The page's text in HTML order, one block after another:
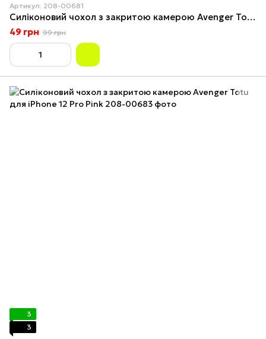
Артикул: 208-00681
Силіконовий чохол з закритою камерою Avenger Totu для iPhone 12 Lavender Grey
49 грн 99 грн
3
3